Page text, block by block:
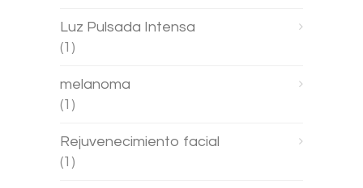
Luz Pulsada Intensa
(1)
melanoma
(1)
Rejuvenecimiento facial
(1)